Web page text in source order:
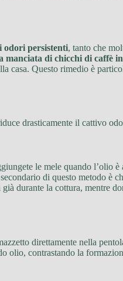
odori persistenti, tanto che
manciata di chicchi di caffè
casa. Questo rimedio è
drasticamente il cattivo
le mele quando l’olio
di questo metodo è
durante la cottura, mentre
direttamente nella
olio, contrastando la